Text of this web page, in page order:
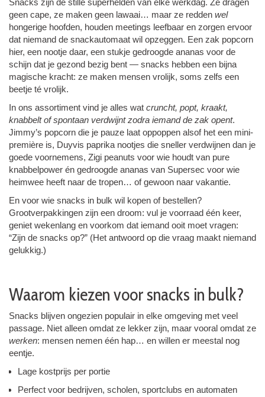
geen cape, ze maken geen lawaai… maar ze redden wel
hongerige hoofden, houden meetings leefbaar en zorgen ervoor
dat niemand de snackautomaat wil opzeggen. Een zak popcorn
hier, een nootje daar, een stukje gedroogde ananas voor de
schijn dat je gezond bezig bent — snacks hebben een bijna
magische kracht: ze maken mensen vrolijk, soms zelfs een
beetje té vrolijk.
In ons assortiment vind je alles wat cruncht, popt, kraakt,
knabbelt of spontaan verdwijnt zodra iemand de zak opent.
Jimmy’s popcorn die je pauze laat oppoppen alsof het een mini-
première is, Duyvis paprika nootjes die sneller verdwijnen dan je
goede voornemens, Zigi peanuts voor wie houdt van pure
knabbelpower én gedroogde ananas van Supersec voor wie
heimwee heeft naar de tropen… of gewoon naar vakantie.
En voor wie snacks in bulk wil kopen of bestellen?
Grootverpakkingen zijn een droom: vul je voorraad één keer,
geniet wekenlang en voorkom dat iemand ooit moet vragen:
“Zijn de snacks op?” (Het antwoord op die vraag maakt niemand
gelukkig.)
Waarom kiezen voor snacks in bulk?
Snacks blijven ongezien populair in elke omgeving met veel
passage. Niet alleen omdat ze lekker zijn, maar vooral omdat ze
werken: mensen nemen één hap… en willen er meestal nog
eentje.
Lage kostprijs per portie
Perfect voor bedrijven, scholen, sportclubs en automaten